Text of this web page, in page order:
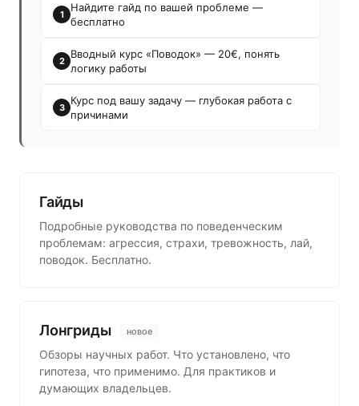
1
Найдите гайд по вашей проблеме —
бесплатно
2
Вводный курс «Поводок» — 20€, понять
логику работы
3
Курс под вашу задачу — глубокая работа с
причинами
Гайды
Подробные руководства по поведенческим
проблемам: агрессия, страхи, тревожность, лай,
поводок. Бесплатно.
Лонгриды новое
Обзоры научных работ. Что установлено, что
гипотеза, что применимо. Для практиков и
думающих владельцев.